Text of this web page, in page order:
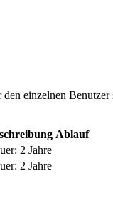
einzelnen
Ablauf
2 Jahre
2 Jahre